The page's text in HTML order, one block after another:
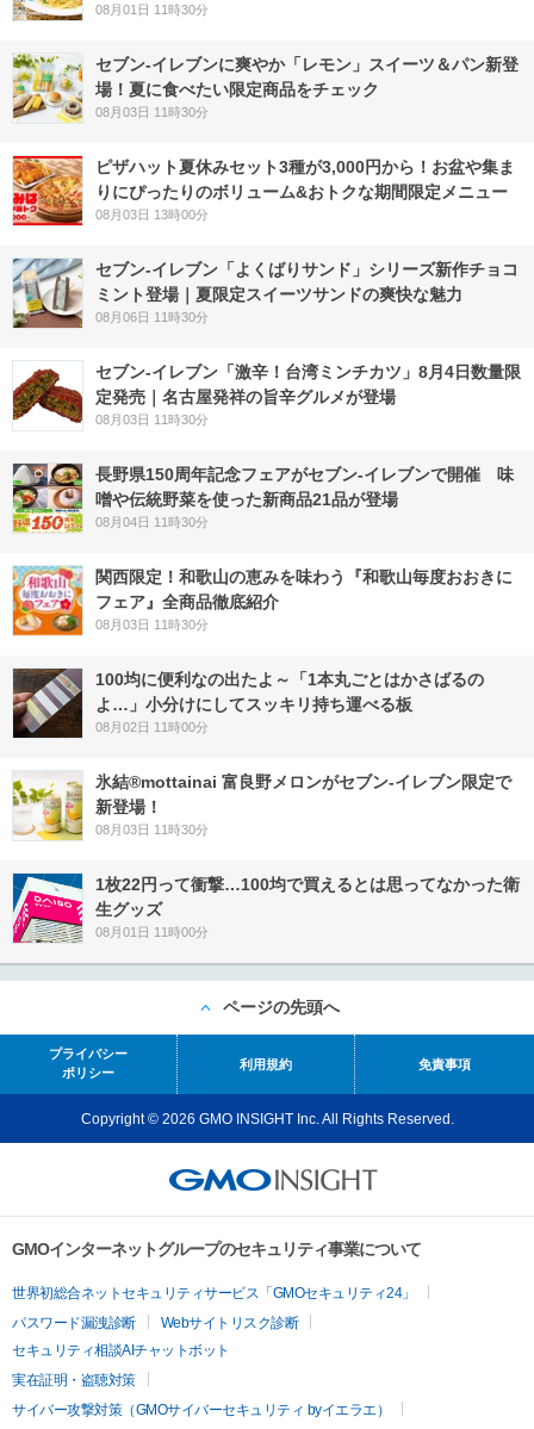
08月01日 11時30分
セブン‐イレブンに爽やか「レモン」スイーツ＆パン新登
場！夏に食べたい限定商品をチェック
08月03日 11時30分
ピザハット夏休みセット3種が3,000円から！お盆や集ま
りにぴったりのボリューム&おトクな期間限定メニュー
08月03日 13時00分
セブン‐イレブン「よくばりサンド」シリーズ新作チョコ
ミント登場｜夏限定スイーツサンドの爽快な魅力
08月06日 11時30分
セブン-イレブン「激辛！台湾ミンチカツ」8月4日数量限
定発売｜名古屋発祥の旨辛グルメが登場
08月03日 11時30分
長野県150周年記念フェアがセブン-イレブンで開催 味
噌や伝統野菜を使った新商品21品が登場
08月04日 11時30分
関西限定！和歌山の恵みを味わう『和歌山毎度おおきに
フェア』全商品徹底紹介
08月03日 11時30分
100均に便利なの出たよ～「1本丸ごとはかさばるの
よ…」小分けにしてスッキリ持ち運べる板
08月02日 11時00分
氷結®mottainai 富良野メロンがセブン‐イレブン限定で
新登場！
08月03日 11時30分
1枚22円って衝撃…100均で買えるとは思ってなかった衛
生グッズ
08月01日 11時00分
ページの先頭へ
プライバシー
ポリシー
利用規約 免責事項
Copyright © 2026 GMO INSIGHT Inc. All Rights Reserved.
GMOインターネットグループのセキュリティ事業について
世界初総合ネットセキュリティサービス「GMOセキュリティ24」
パスワード漏洩診断
Webサイトリスク診断
セキュリティ相談AIチャットボット
実在証明・盗聴対策
サイバー攻撃対策（GMOサイバーセキュリティ byイエラエ）